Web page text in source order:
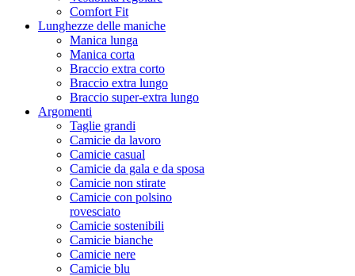
Comfort Fit
Lunghezze delle maniche
Manica lunga
Manica corta
Braccio extra corto
Braccio extra lungo
Braccio super-extra lungo
Argomenti
Taglie grandi
Camicie da lavoro
Camicie casual
Camicie da gala e da sposa
Camicie non stirate
Camicie con polsino
rovesciato
Camicie sostenibili
Camicie bianche
Camicie nere
Camicie blu